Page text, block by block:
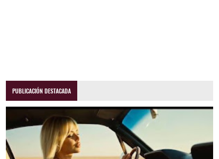
PUBLICACIÓN DESTACADA